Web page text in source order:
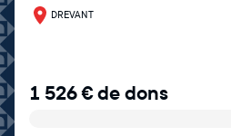
DREVANT
1 526€de dons